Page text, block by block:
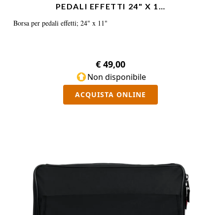
PEDALI EFFETTI 24" X 1…
Borsa per pedali effetti; 24" x 11"
€ 49,00
Non disponibile
ACQUISTA ONLINE